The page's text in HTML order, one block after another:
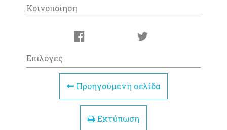
Κοινοποίηση
Επιλογές
Προηγούμενη σελίδα
Εκτύπωση